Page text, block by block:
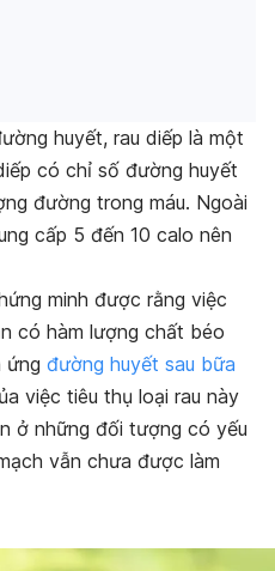
huyết, rau diếp là một
có chỉ số đường huyết
đường trong máu. Ngoài
cấp 5 đến 10 calo nên
minh được rằng việc
có hàm lượng chất béo
ứng đường huyết sau bữa
việc tiêu thụ loại rau này
ở những đối tượng có yếu
vẫn chưa được làm